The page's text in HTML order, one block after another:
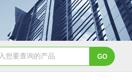
NHZ-06诺和振动排痰机厂家直销